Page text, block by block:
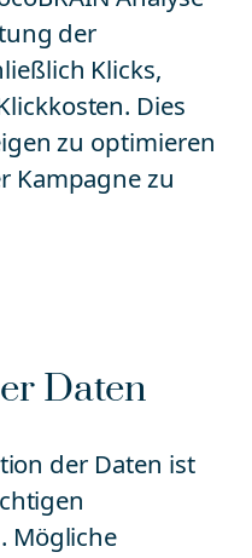
der
Klicks,
Dies
zu optimieren
Kampagne zu
Daten
der Daten ist
Mögliche